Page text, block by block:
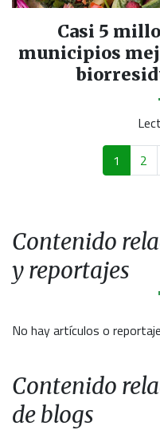
Casi 5
municipios
1
2
Contenido
y reportajes
No hay artículos o
Contenido
de blogs